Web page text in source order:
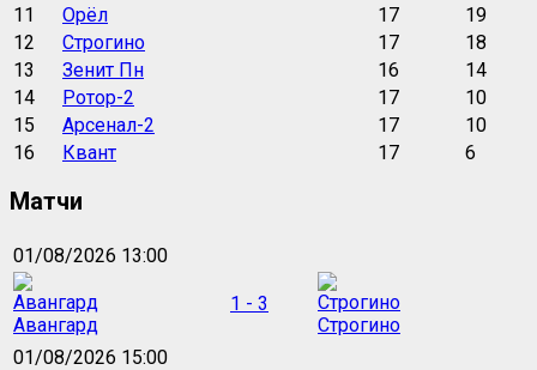
11 Орёл 17
19
12
Строгино 17
18
13
Зенит Пн 16
14
14
Ротор-2 17
10
15
Арсенал-2 17
10
16
Квант 17 6
Матчи
01/08/2026 13:00
Авангард
1 - 3
Строгино
01/08/2026 15:00